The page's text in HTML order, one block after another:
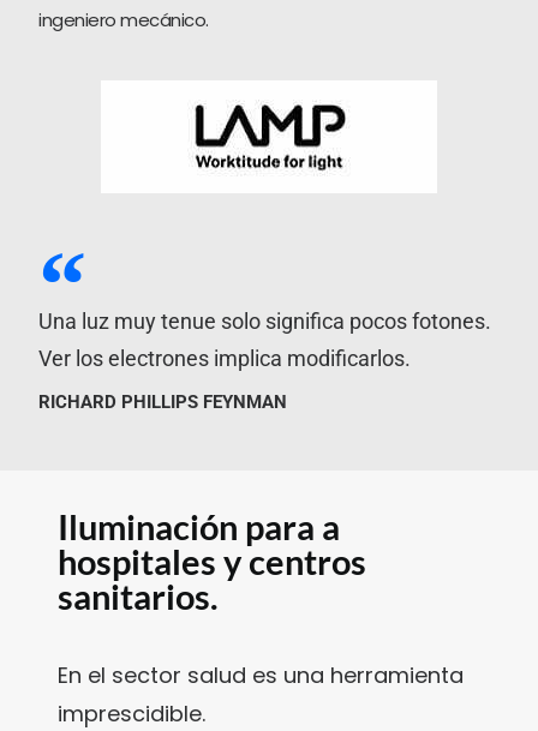
ingeniero mecánico.
Una luz muy tenue solo significa pocos fotones.
Ver los electrones implica modificarlos.
RICHARD PHILLIPS FEYNMAN
Iluminación para a
hospitales y centros
sanitarios.
En el sector salud es una herramienta
imprescidible.